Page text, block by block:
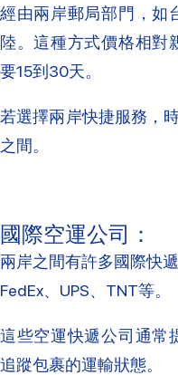
經由兩岸郵局部門，如
陸。這種方式價格相對
要15到30天‌。
若選擇兩岸快捷服務，
之間‌。
國際空運公司‌：
兩岸之間有許多國際快
FedEx、UPS、TNT等。
這些空運快遞公司通常
追蹤包裹的運輸狀態。